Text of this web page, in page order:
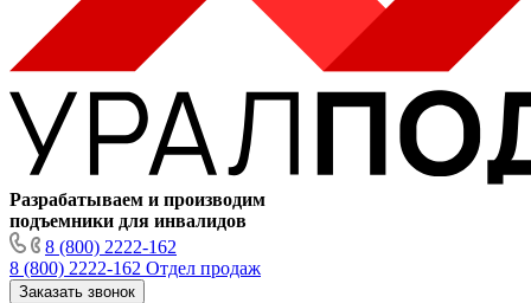
Разрабатываем и производим
подъемники для инвалидов
8 (800) 2222-162
8 (800) 2222-162 Отдел продаж
Заказать звонок